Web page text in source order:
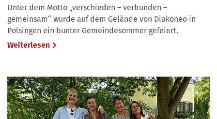
Unter dem Motto „verschieden – verbunden –
gemeinsam“ wurde auf dem Gelände von Diakoneo in
Polsingen ein bunter Gemeindesommer gefeiert.
Weiterlesen